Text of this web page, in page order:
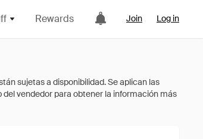
Rewards Join Log in